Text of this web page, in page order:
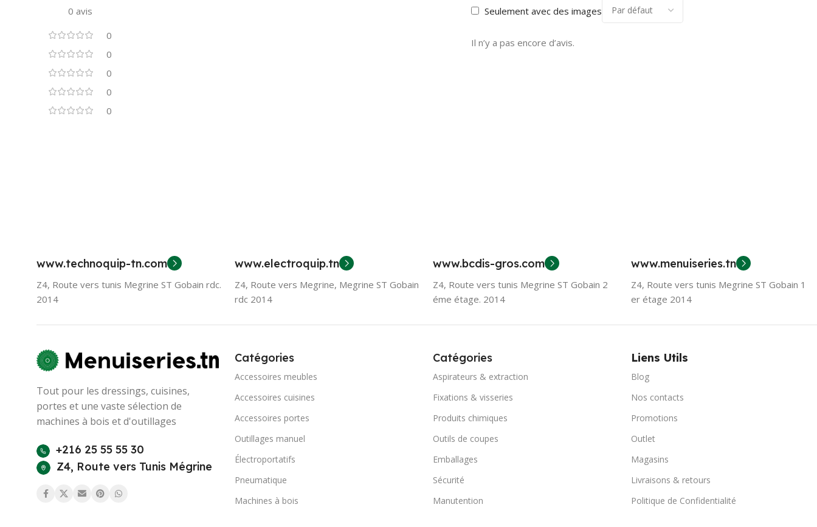
0 avis
0
0
0
0
0
Seulement avec des images
Il n’y a pas encore d’avis.
www.technoquip-tn.com
Z4, Route vers tunis Megrine ST Gobain rdc.
2014
www.electroquip.tn
Z4, Route vers Megrine, Megrine ST Gobain
rdc 2014
www.bcdis-gros.com
Z4, Route vers tunis Megrine ST Gobain 2
éme étage. 2014
www.menuiseries.tn
Z4, Route vers tunis Megrine ST Gobain 1
er étage 2014
Tout pour les dressings, cuisines,
portes et une vaste sélection de
machines à bois et d'outillages
+216 25 55 55 30
Z4, Route vers Tunis Mégrine
Catégories
Accessoires meubles
Accessoires cuisines
Accessoires portes
Outillages manuel
Électroportatifs
Pneumatique
Machines à bois
Catégories
Aspirateurs & extraction
Fixations & visseries
Produits chimiques
Outils de coupes
Emballages
Sécurité
Manutention
Liens Utils
Blog
Nos contacts
Promotions
Outlet
Magasins
Livraisons & retours
Politique de Confidentialité